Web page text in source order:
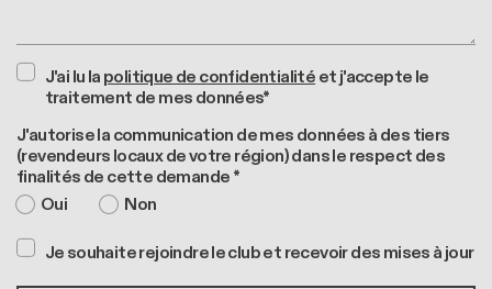
J'ai lu lapolitique de confidentialitéet j'accepte le
traitement de mes données*
J'autorise la communication de mes données à des tiers
(revendeurs locaux de votre région) dans le respect des
finalités de cette demande *
Oui
Non
Je souhaite rejoindre le club et recevoir des mises à jour